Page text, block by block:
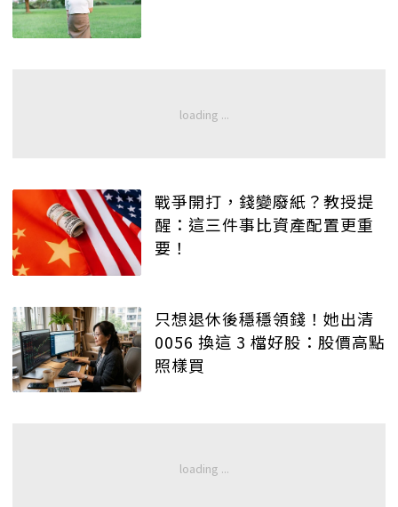
戰爭開打，錢變廢紙？教授提
醒：這三件事比資產配置更重
要！
只想退休後穩穩領錢！她出清
0056 換這 3 檔好股：股價高點
照樣買